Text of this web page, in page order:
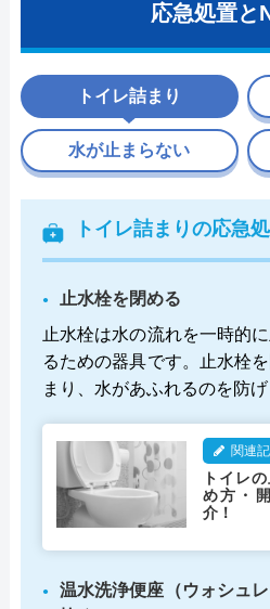
応急処置と
トイレ詰まり
トイレ詰まりの応急
止水栓を閉める
止水栓は水の流れを一時的
るための器具です。止水栓
まり、水があふれるのを防げ
関連
トイレ
め方・
介！
温水洗浄便座（ウォシュ
水が止まらない